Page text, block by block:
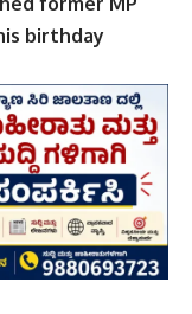
birthday